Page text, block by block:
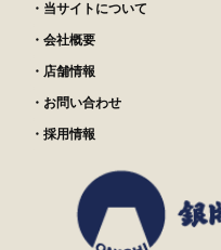
・当サイトについて
・会社概要
・店舗情報
・お問い合わせ
・採用情報